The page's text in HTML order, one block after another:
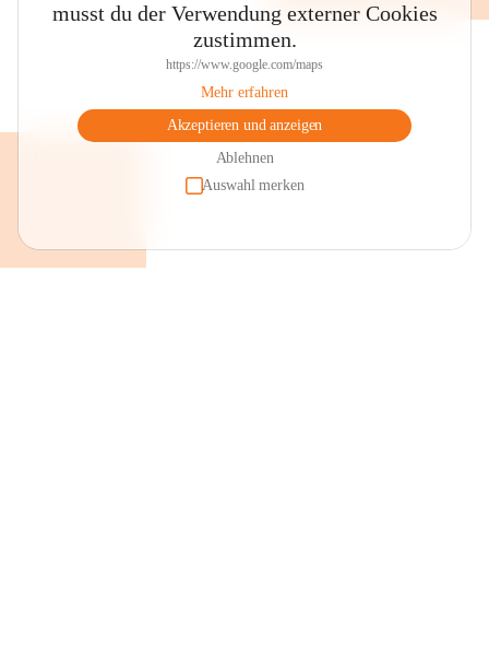
musst du der Verwendung externer Cookies
zustimmen.
https://www.google.com/maps
Mehr erfahren
Akzeptieren und anzeigen
Ablehnen
Auswahl merken